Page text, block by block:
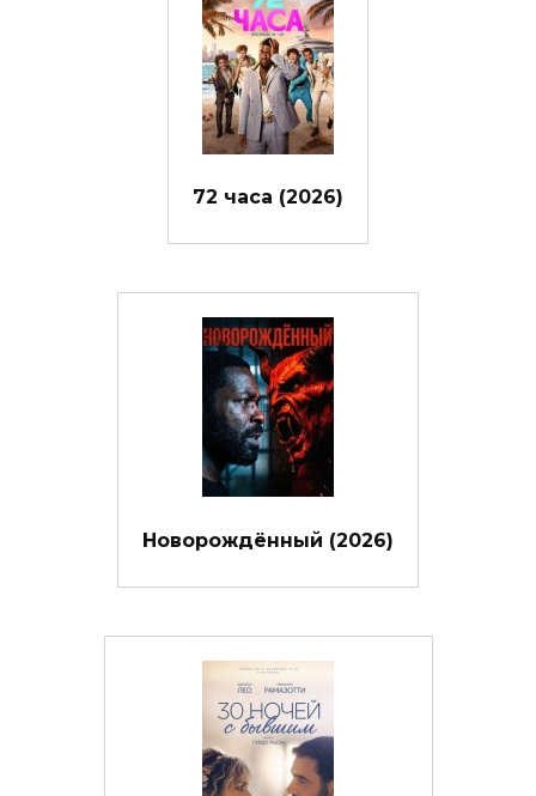
72 часа (2026)
Новорождённый (2026)